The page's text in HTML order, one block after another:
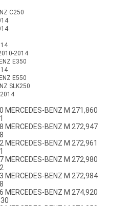
C250
2014
E350
E550
SLK250
2014
MERCEDES-BENZ M 271,860
MERCEDES-BENZ M 272,947
MERCEDES-BENZ M 272,961
MERCEDES-BENZ M 272,980
MERCEDES-BENZ M 272,984
MERCEDES-BENZ M 274,920